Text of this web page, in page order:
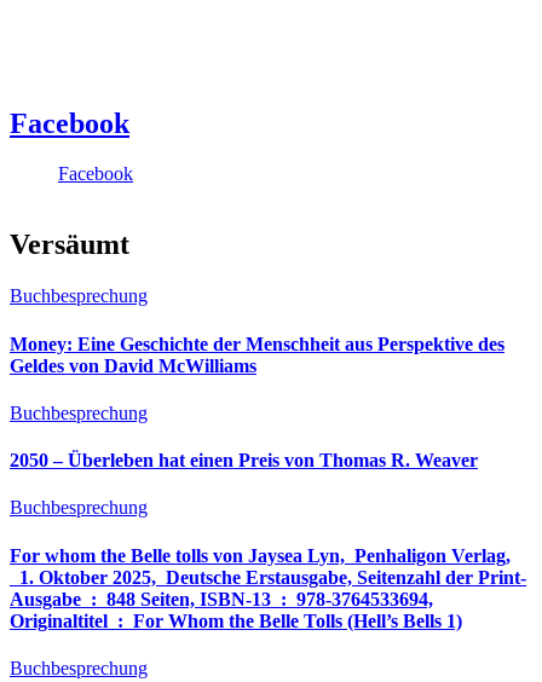
Facebook
Facebook
Versäumt
Buchbesprechung
Money: Eine Geschichte der Menschheit aus Perspektive des
Geldes von David McWilliams
Buchbesprechung
2050 – Überleben hat einen Preis von Thomas R. Weaver
Buchbesprechung
For whom the Belle tolls von Jaysea Lyn, ‎ Penhaligon Verlag,
‎ 1. Oktober 2025, ‎ Deutsche Erstausgabe, Seitenzahl der Print-
Ausgabe ‏ : ‎ 848 Seiten, ISBN-13 ‏ : ‎ 978-3764533694,
Originaltitel ‏ : ‎ For Whom the Belle Tolls (Hell’s Bells 1)
Buchbesprechung